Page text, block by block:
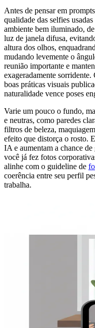
Antes de pensar em
qualidade das selfies
ambiente bem iluminado,
luz de janela difusa,
altura dos olhos,
mudando levemente o
reunião importante e
exageradamente
boas práticas visuais
naturalidade vence poses
Varie um pouco o fundo,
e neutras, como paredes
filtros de beleza,
efeito que distorça o rosto.
IA e aumentam a chance
você já fez fotos
alinhe com o guideline de
coerência entre seu perfil
trabalha.